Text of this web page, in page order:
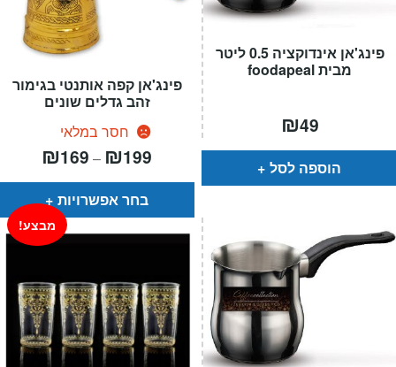
פינג'אן קפה אותנטי בגימור
זהב גדלים שונים
חסר במלאי
₪169 – ₪199
⁦₪169⁩
בחר אפשרויות
פינג'אן אינדוקציה 0.5 ליטר
מבית foodapeal
₪49
הוספה לסל
מבצע!